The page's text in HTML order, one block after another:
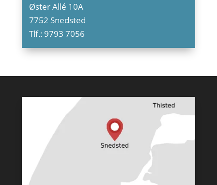
Øster Allé 10A
7752 Snedsted
Tlf.: 9793 7056